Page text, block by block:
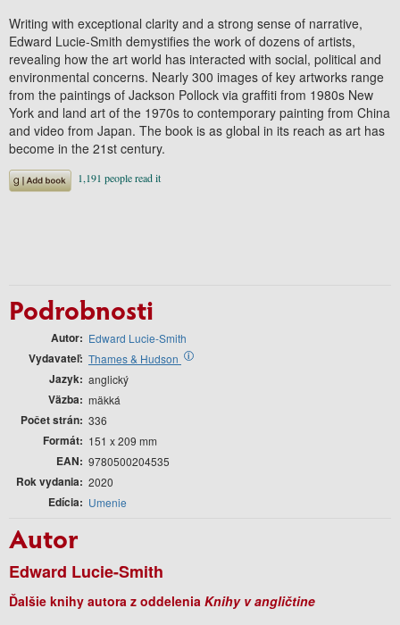
Writing with exceptional clarity and a strong sense of narrative,
Edward Lucie-Smith demystifies the work of dozens of artists,
revealing how the art world has interacted with social, political and
environmental concerns. Nearly 300 images of key artworks range
from the paintings of Jackson Pollock via graffiti from 1980s New
York and land art of the 1970s to contemporary painting from China
and video from Japan. The book is as global in its reach as art has
become in the 21st century.
Podrobnosti
Autor Edward Lucie-Smith
Vydavateľ Thames & Hudson i
Jazyk anglický
Väzba mäkká
Počet strán 336
Formát 151 x 209 mm
EAN 9780500204535
Rok vydania 2020
Edícia Umenie
Autor
Edward Lucie-Smith
Ďalšie knihy autora z oddelenia Knihy v angličtine